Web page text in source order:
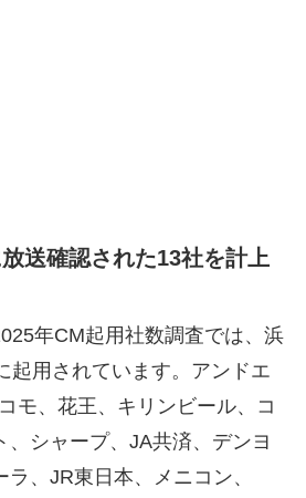
送確認された13社を計上
年CM起用社数調査では、浜
起用されています。アンドエ
モ、花王、キリンビール、コ
、シャープ、JA共済、デンヨ
、JR東日本、メニコン、